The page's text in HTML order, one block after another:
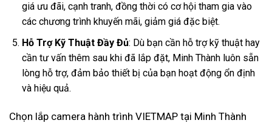
giá ưu đãi, cạnh tranh, đồng thời có cơ hội tham gia vào
các chương trình khuyến mãi, giảm giá đặc biệt.
Hỗ Trợ Kỹ Thuật Đầy Đủ: Dù bạn cần hỗ trợ kỹ thuật hay
cần tư vấn thêm sau khi đã lắp đặt, Minh Thành luôn sẵn
lòng hỗ trợ, đảm bảo thiết bị của bạn hoạt động ổn định
và hiệu quả.
Chọn lắp camera hành trình VIETMAP tại Minh Thành